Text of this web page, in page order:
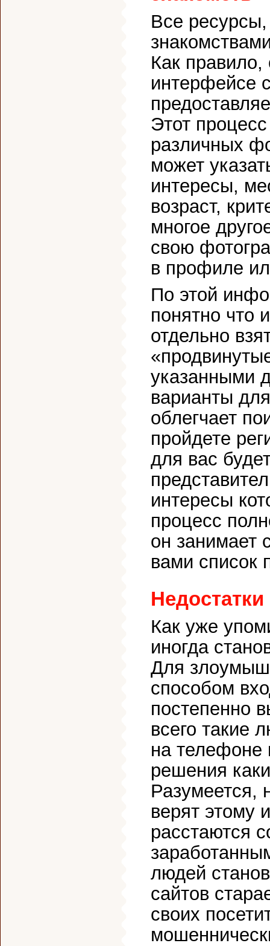
Все
Как правило,
интерфейсе
Этот
различных
может
интересы,
возраст,
многое
свою
в профиле
По этой
понятно что
отдельно
указанными
варианты
облегчает
пройдете
для вас
интересы
процесс
он занимает
вами список
Как уже
иногда
Для
способом
постепенно
всего такие
на телефоне
решения
Разумеется,
верят этому
расстаются
людей
сайтов
своих